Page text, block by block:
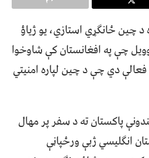
د چین ځانګړي استازي، یو ژیاؤ
چې په افغانستان کې شاوخوا
فعالې دي چې د چین لپاره امنیتي
پاکستان ته د سفر پر مهال
انګلیسي ژبې ورځپاڼې